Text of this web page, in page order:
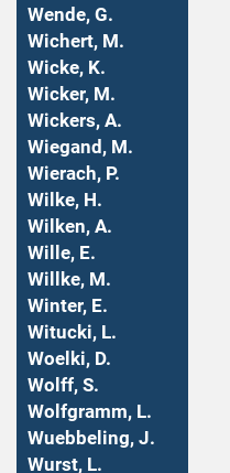
Wende, G.
Wichert, M.
Wicke, K.
Wicker, M.
Wickers, A.
Wiegand, M.
Wierach, P.
Wilke, H.
Wilken, A.
Wille, E.
Willke, M.
Winter, E.
Witucki, L.
Woelki, D.
Wolff, S.
Wolfgramm, L.
Wuebbeling, J.
Wurst, L.